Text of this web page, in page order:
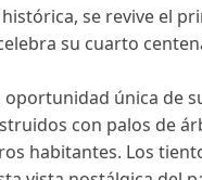
se revive el
su cuarto
única de
con palos de
habitantes. Los